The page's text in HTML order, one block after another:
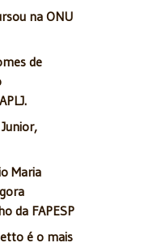
na ONU
de
Maria
da FAPESP
é o mais